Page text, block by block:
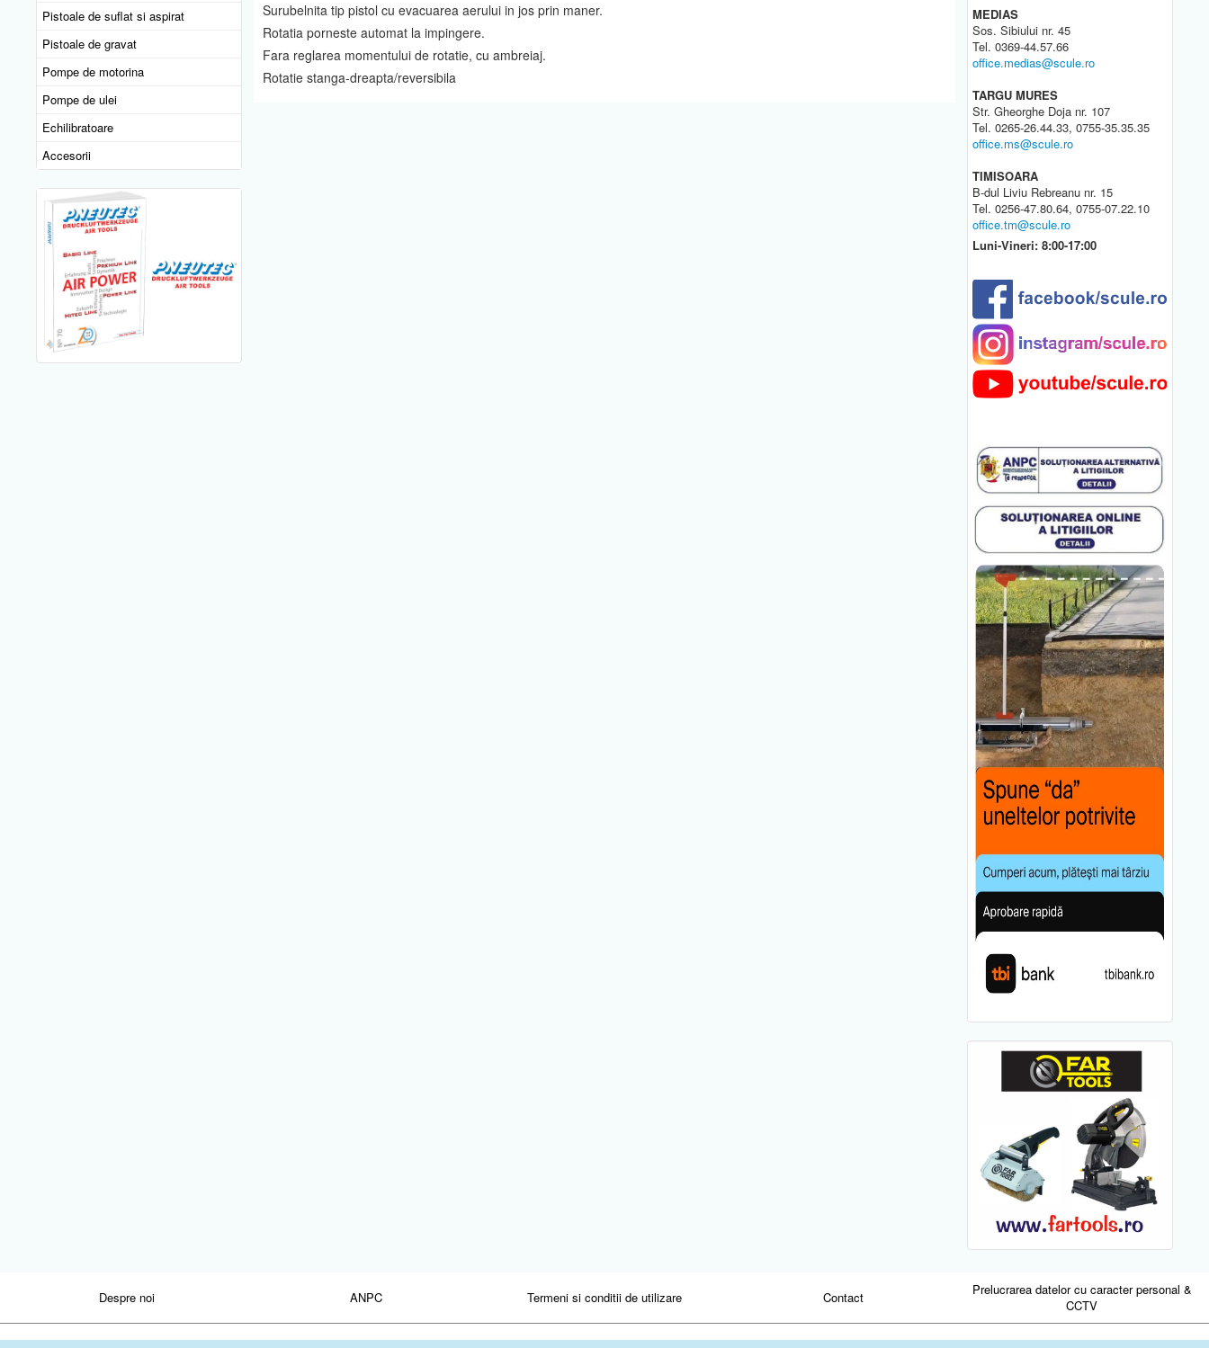
Pistoale de suflat si aspirat
Pistoale de gravat
Pompe de motorina
Pompe de ulei
Echilibratoare
Accesorii
Surubelnita tip pistol cu evacuarea aerului in jos prin maner.
Rotatia porneste automat la impingere.
Fara reglarea momentului de rotatie, cu ambreiaj.
Rotatie stanga-dreapta/reversibila
MEDIAS
Sos. Sibiului nr. 45
Tel. 0369-44.57.66
office.medias@scule.ro
TARGU MURES
Str. Gheorghe Doja nr. 107
Tel. 0265-26.44.33, 0755-35.35.35
office.ms@scule.ro
TIMISOARA
B-dul Liviu Rebreanu nr. 15
Tel. 0256-47.80.64, 0755-07.22.10
office.tm@scule.ro
Luni-Vineri: 8:00-17:00
Despre noi ANPC Termeni si conditii de utilizare Contact
Prelucrarea datelor cu caracter personal &
CCTV